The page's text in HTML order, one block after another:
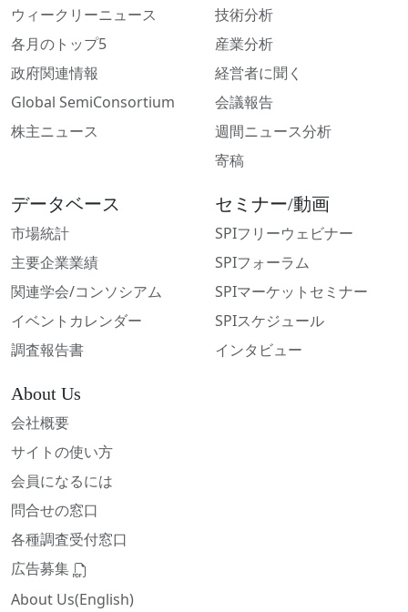
ウィークリーニュース
各月のトップ5
政府関連情報
Global SemiConsortium
株主ニュース
技術分析
産業分析
経営者に聞く
会議報告
週間ニュース分析
寄稿
データベース
市場統計
主要企業業績
関連学会/コンソシアム
イベントカレンダー
調査報告書
セミナー/動画
SPIフリーウェビナー
SPIフォーラム
SPIマーケットセミナー
SPIスケジュール
インタビュー
About Us
会社概要
サイトの使い方
会員になるには
問合せの窓口
各種調査受付窓口
広告募集
About Us(English)